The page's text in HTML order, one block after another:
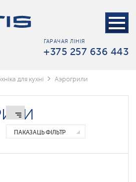
ГАРАЧАЯ ЛІНІЯ
+375 257 636 443
для кухні Аэрогрили
ПАКАЗАЦЬ ФІЛЬТР